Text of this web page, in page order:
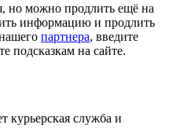
но можно продлить ещё на
информацию и продлить
партнера, введите
подсказкам на сайте.
курьерская служба и